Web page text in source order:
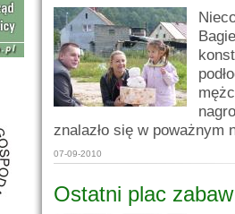
znalazło się w poważnym
07-09-2010
Ostatni plac